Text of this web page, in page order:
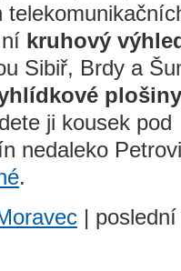
kruhový
Sibiř, Brdy a
plošiny
ji kousek pod
nedaleko
.
|